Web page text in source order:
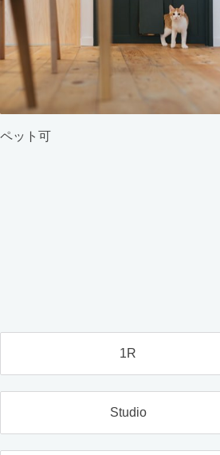
ペット可
1R
Studio